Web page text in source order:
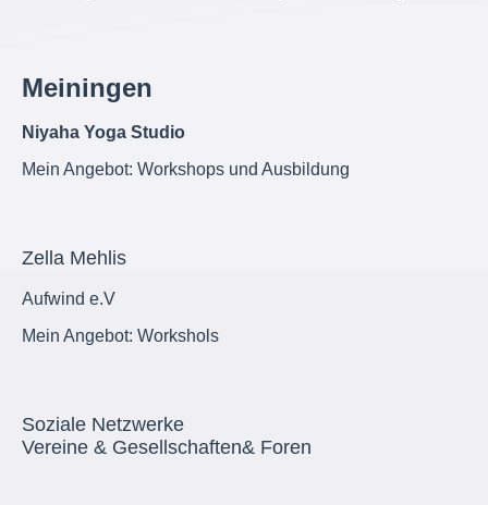
Meiningen
Niyaha Yoga Studio
Mein Angebot: Workshops und Ausbildung
Zella Mehlis
Aufwind e.V
Mein Angebot: Workshols
Soziale Netzwerke
Vereine & Gesellschaften& Foren